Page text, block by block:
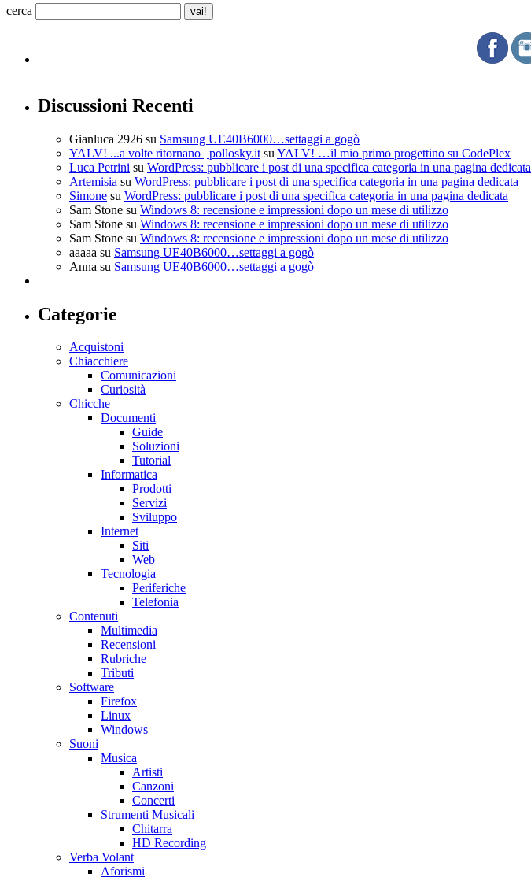
cerca
Discussioni Recenti
Gianluca 2926 su Samsung UE40B6000…settaggi a gogò
YALV! ...a volte ritornano | pollosky.it su YALV! …il mio primo progettino su CodePlex
Luca Petrini su WordPress: pubblicare i post di una specifica categoria in una pagina dedicata
Artemisia su WordPress: pubblicare i post di una specifica categoria in una pagina dedicata
Simone su WordPress: pubblicare i post di una specifica categoria in una pagina dedicata
Sam Stone su Windows 8: recensione e impressioni dopo un mese di utilizzo
Sam Stone su Windows 8: recensione e impressioni dopo un mese di utilizzo
Sam Stone su Windows 8: recensione e impressioni dopo un mese di utilizzo
aaaaa su Samsung UE40B6000…settaggi a gogò
Anna su Samsung UE40B6000…settaggi a gogò
Categorie
Acquistoni
Chiacchiere
Comunicazioni
Curiosità
Chicche
Documenti
Guide
Soluzioni
Tutorial
Informatica
Prodotti
Servizi
Sviluppo
Internet
Siti
Web
Tecnologia
Periferiche
Telefonia
Contenuti
Multimedia
Recensioni
Rubriche
Tributi
Software
Firefox
Linux
Windows
Suoni
Musica
Artisti
Canzoni
Concerti
Strumenti Musicali
Chitarra
HD Recording
Verba Volant
Aforismi